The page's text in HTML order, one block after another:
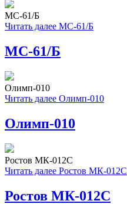
МС-61/Б
Читать далее МС-61/Б
МС-61/Б
Олимп-010
Читать далее Олимп-010
Олимп-010
Ростов МК-012С
Читать далее Ростов МК-012С
Ростов МК-012С